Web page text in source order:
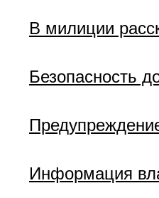
В милиции
Безопасность
Информация